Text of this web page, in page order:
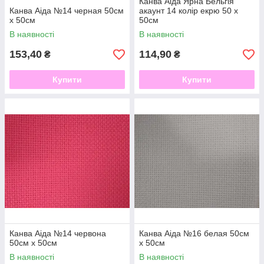
Канва Аіда №14 черная 50см
х 50см
В наявності
153,40 ₴
Купити
акаунт 14 колір екрю 50 х
50см
В наявності
114,90 ₴
Купити
Канва Аіда №14 червона
50см х 50см
В наявності
Канва Аіда №16 белая 50см
х 50см
В наявності